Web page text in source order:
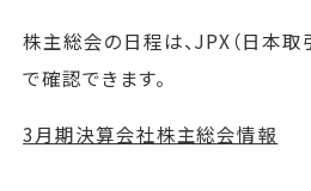
株主総会の日程は、JPX（日本取
で確認できます。
3月期決算会社株主総会情報